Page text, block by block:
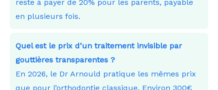
reste à payer de 20% pour les parents, payable
en plusieurs fois.
Quel est le prix d’un traitement invisible par
gouttières transparentes ?
En 2026, le Dr Arnould pratique les mêmes prix
que pour l’orthodontie classique. Environ 300€